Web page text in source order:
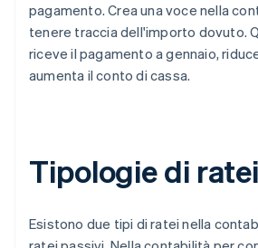
pagamento. Crea una voce nella
tenere traccia dell'importo dovuto.
riceve il pagamento a gennaio,
aumenta il conto di cassa.
Tipologie di ratei
Esistono due tipi di ratei nella